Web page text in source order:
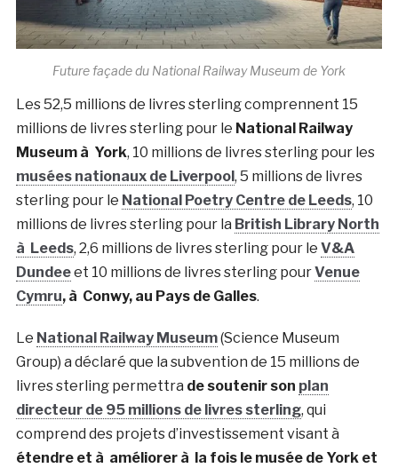
Future façade du National Railway Museum de York
Les 52,5 millions de livres sterling comprennent 15
millions de livres sterling pour le National Railway
Museum à York, 10 millions de livres sterling pour les
musées nationaux de Liverpool , 5 millions de livres
sterling pour le National Poetry Centre de Leeds, 10
millions de livres sterling pour la British Library North
à Leeds, 2,6 millions de livres sterling pour le V&A
Dundeeet 10 millions de livres sterling pourVenue
Cymru, à Conwy, au Pays de Galles.
Le National Railway Museum(Science Museum
Group) a déclaré que la subvention de 15 millions de
livres sterling permettra de soutenir son plan
directeur de 95 millions de livres sterling, qui
comprend des projets d’investissement visant à
étendre et à améliorer à la fois le musée de York et